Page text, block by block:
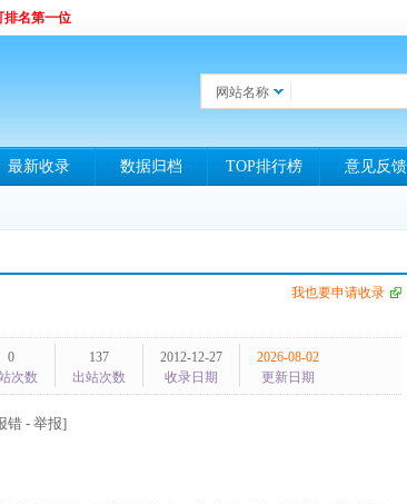
排名第一位
网站名称
最新收录 数据归档 TOP排行榜 意见反馈
我也要申请收录
0
次数
137
出站次数
2012-12-27
收录日期
2026-08-02
更新日期
错 - 举报]